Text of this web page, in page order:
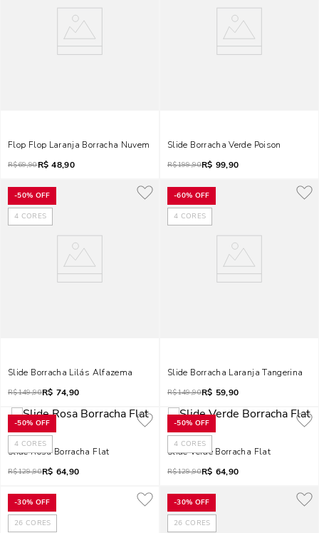
Flop Flop Laranja Borracha Nuvem
R$69,90R$ 48,90
Slide Borracha Verde Poison
R$199,90R$ 99,90
-50% OFF
4 CORES
Slide Borracha Lilás Alfazema
R$149,90R$ 74,90
-60% OFF
4 CORES
Slide Borracha Laranja Tangerina
R$149,90R$ 59,90
-50% OFF
4 CORES
Slide Rosa Borracha Flat
R$129,90R$ 64,90
-50% OFF
4 CORES
Slide Verde Borracha Flat
R$129,90R$ 64,90
-30% OFF
26 CORES
-30% OFF
26 CORES